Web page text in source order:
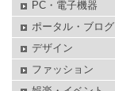
PC・電子機器
ポータル・ブログ
デザイン
ファッション